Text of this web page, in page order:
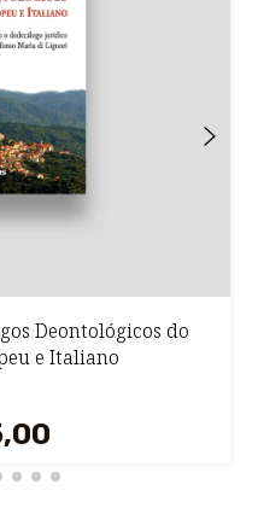
Deontológicos do
e Italiano